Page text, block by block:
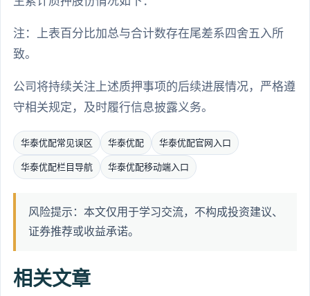
注：上表百分比加总与合计数存在尾差系四舍五入所
致。
公司将持续关注上述质押事项的后续进展情况，严格遵
守相关规定，及时履行信息披露义务。
华泰优配常见误区 华泰优配 华泰优配官网入口
华泰优配栏目导航 华泰优配移动端入口
风险提示：本文仅用于学习交流，不构成投资建议、
证券推荐或收益承诺。
相关文章